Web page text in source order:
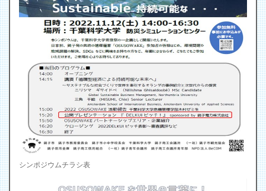
シンポジウムチラシ表